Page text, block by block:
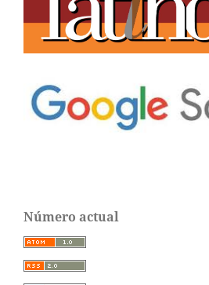
Número actual